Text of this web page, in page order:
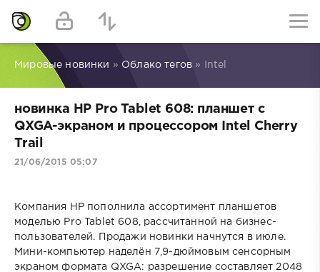
Мировые новинки » Облако тегов » Intel
новинка HP Pro Tablet 608: планшет с
QXGA-экраном и процессором Intel Cherry
Trail
21/06/2015 05:07
Компания HP пополнила ассортимент планшетов
моделью Pro Tablet 608, рассчитанной на бизнес-
пользователей. Продажи новинки начнутся в июле.
Мини-компьютер наделён 7,9-дюймовым сенсорным
экраном формата QXGA: разрешение составляет 2048